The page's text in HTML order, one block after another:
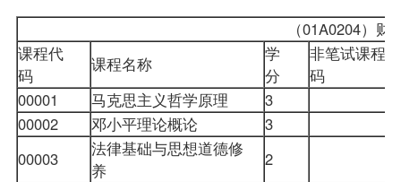
（01A0204） 财
课程代
码
课程名称
学
分
非笔试课程代
码
00001
马克思主义哲学原理
3
00002
邓小平理论概论
3
00003
法律基础与思想道德修
养
2